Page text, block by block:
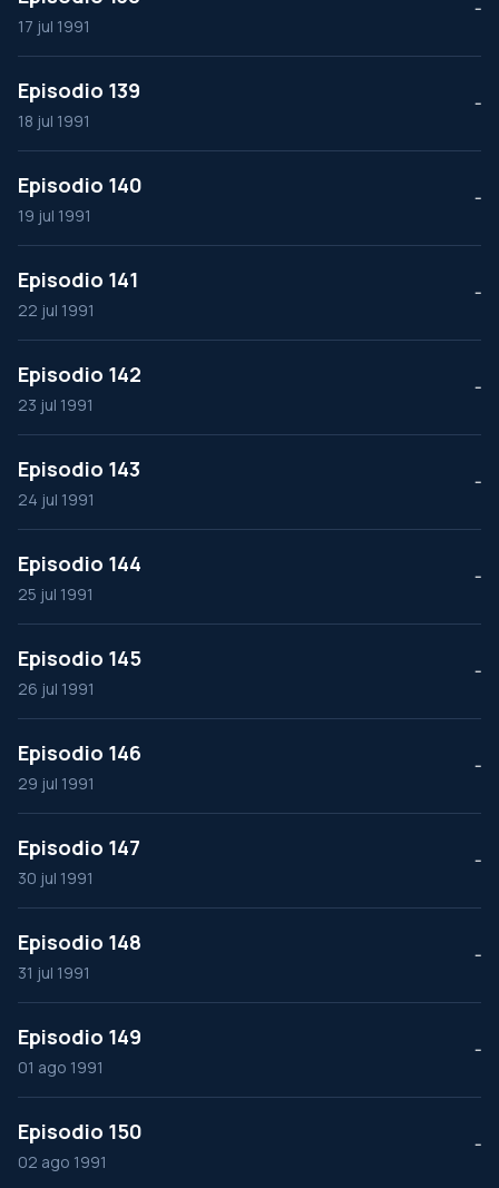
17 jul 1991
--
Episodio 139
18 jul 1991
--
Episodio 140
19 jul 1991
--
Episodio 141
22 jul 1991
--
Episodio 142
23 jul 1991
--
Episodio 143
24 jul 1991
--
Episodio 144
25 jul 1991
--
Episodio 145
26 jul 1991
--
Episodio 146
29 jul 1991
--
Episodio 147
30 jul 1991
--
Episodio 148
31 jul 1991
--
Episodio 149
01 ago 1991
--
Episodio 150
02 ago 1991
--